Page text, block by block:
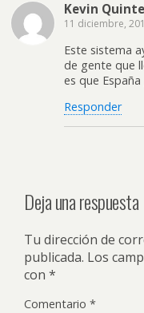
Kevin
11 diciembre,
Este sistema
de gente que
es que España
Responder
Deja una respuesta
Tu dirección de
publicada. Los
con *
Comentario *